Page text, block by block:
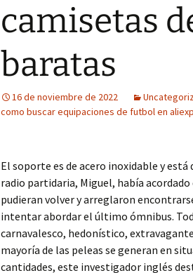
camisetas
baratas
16 de noviembre de 2022
como buscar equipaciones de futbol en
El soporte es de acero inoxidable y
radio partidaria, Miguel, había
pudieran volver y arreglaron
intentar abordar el último ómnibus.
carnavalesco, hedonístico,
mayoría de las peleas se generan en
cantidades, este investigador inglés